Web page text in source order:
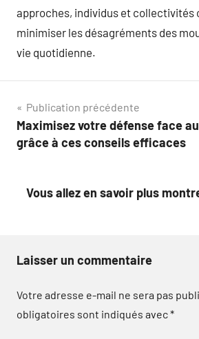
approches, individus et collectivités
minimiser les désagréments des
vie quotidienne.
Navigation
de
Publication précédente
Maximisez votre défense face
grâce à ces conseils efficaces
Vous allez en savoir plus
Laisser un commentaire
Votre adresse e-mail ne sera pas
obligatoires sont indiqués avec*